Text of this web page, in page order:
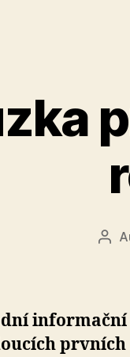
informační
prvních